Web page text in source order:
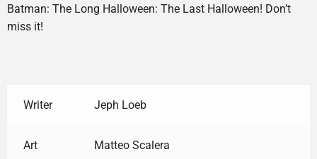
Batman: The Long Halloween: The Last Halloween! Don’t
miss it!
Writer Jeph Loeb
Art Matteo Scalera